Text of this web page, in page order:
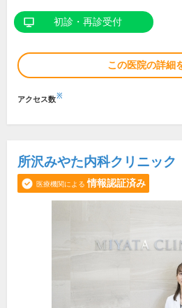
初診・再診受付
この医院の詳細
アクセス数※
所沢みやた内科クリニック
医療機関による 情報認証済み